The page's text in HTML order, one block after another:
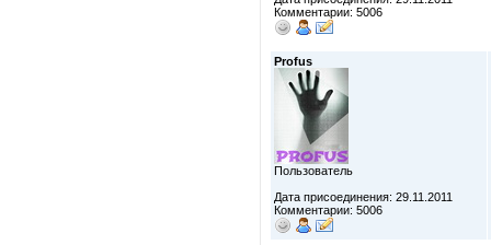
Комментарии: 5006
Profus
Пользователь
Дата присоединения: 29.11.2011
Комментарии: 5006